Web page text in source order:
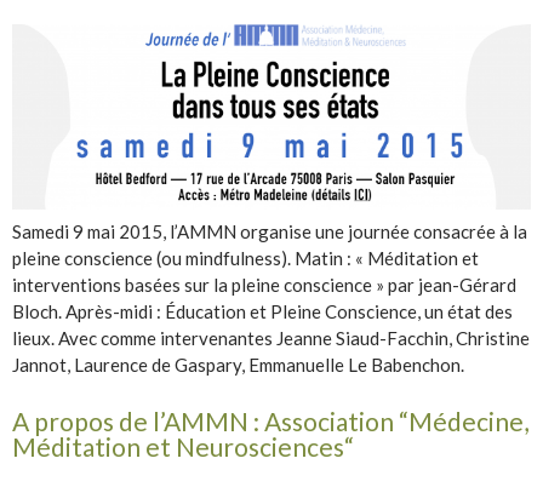
Samedi 9 mai 2015, l’AMMN organise une journée consacrée à la
pleine conscience (ou mindfulness). Matin : « Méditation et
interventions basées sur la pleine conscience » par jean-Gérard
Bloch. Après-midi : Éducation et Pleine Conscience, un état des
lieux. Avec comme intervenantes Jeanne Siaud-Facchin, Christine
Jannot, Laurence de Gaspary, Emmanuelle Le Babenchon.
A propos de l’AMMN : Association “Médecine,
Méditation et Neurosciences“